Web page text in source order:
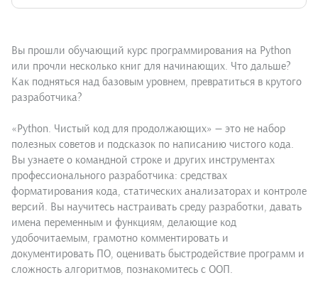
Вы прошли обучающий курс программирования на Python
или прочли несколько книг для начинающих. Что дальше?
Как подняться над базовым уровнем, превратиться в крутого
разработчика?
«Python. Чистый код для продолжающих» — это не набор
полезных советов и подсказок по написанию чистого кода.
Вы узнаете о командной строке и других инструментах
профессионального разработчика: средствах
форматирования кода, статических анализаторах и контроле
версий. Вы научитесь настраивать среду разработки, давать
имена переменным и функциям, делающие код
удобочитаемым, грамотно комментировать и
документировать ПО, оценивать быстродействие программ и
сложность алгоритмов, познакомитесь с ООП.